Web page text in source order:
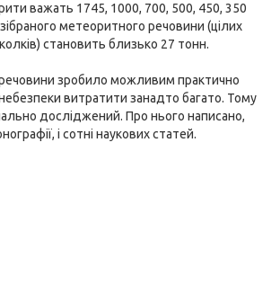
важать 1745, 1000, 700, 500, 450, 350
метеоритного речовини (цілих
становить близько 27 тонн.
речовини зробило можливим практично
витратити занадто багато. Тому
досліджений. Про нього написано,
і сотні наукових статей.